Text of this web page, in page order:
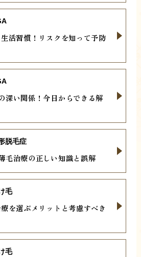
活習慣！リスクを知って予防
深い関係！今日からできる解
毛治療の正しい知識と誤解
脱毛症
を選ぶメリットと考慮すべき
毛
毛